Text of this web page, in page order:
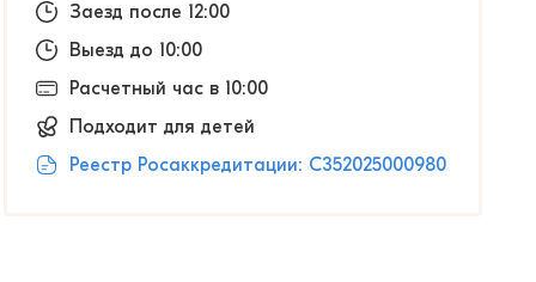
Заезд после 12:00
Выезд до 10:00
Расчетный час в 10:00
Подходит для детей
Реестр Росаккредитации: С352025000980